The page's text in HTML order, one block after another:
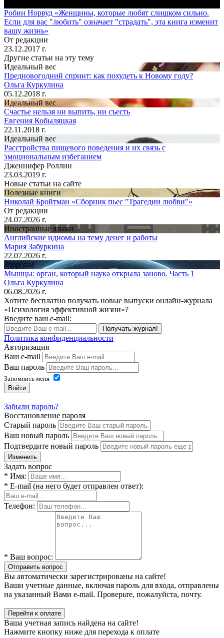
Робин Норвуд «Женщины, которые любят слишком сильно.
Если для вас "любить" означает "страдать", эта книга изменит
вашу жизнь»
От редакции
23.12.2017 г.
Другие статьи на эту тему
Идеальный вес
Предновогодний спринт: как похудеть к Новому году?
Ольга Куркулина
05.12.2018 г.
Идеальный вес
Счастье нельзя ни выпить, ни съесть
Евгения Кобыляцкая
22.11.2018 г.
Идеальный вес
Расстройства пищевого поведения и их связь с
эмоциональным избеганием
Дженнифер Роллин
23.03.2019 г.
Новые статьи на сайте
Полезные книги
Николай Бройтман «Сборник пьес "Трагедии любви"»
От редакции
24.07.2026 г.
Иностранные языки
Английские идиомы на тему денег и работы
Мария Забуркина
22.07.2026 г.
Здоровье
Мышцы: орган, который наука открыла заново. Часть 1
Ольга Куркулина
06.08.2026 г.
Хотите бесплатно получать новые выпуски онлайн-журнала
«Психология эффективной жизни»?
Введите ваш e-mail:
Получать журнал!
Политика конфиденциальности
Авторизация
Ваш e-mail
Ваш пароль
Запомнить меня
Войти
Забыли пароль?
Восстановление пароля
Старый пароль
Ваш новый пароль
Подтвердите новый пароль
Изменить
Задать вопрос
* Имя:
* E-mail (на него будет отправлен ответ):
Телефон:
* Ваш вопрос:
Отправить вопрос
Вы автоматически зарегистрированы на сайте!
Ваши учетные данные, включая пароль для входа, отправлены
на указанный Вами e-mail. Проверьте, пожалуйста, почту.
Перейти к оплате
Ваша учетная запись найдена на сайте!
Нажмите кнопку ниже для перехода к оплате